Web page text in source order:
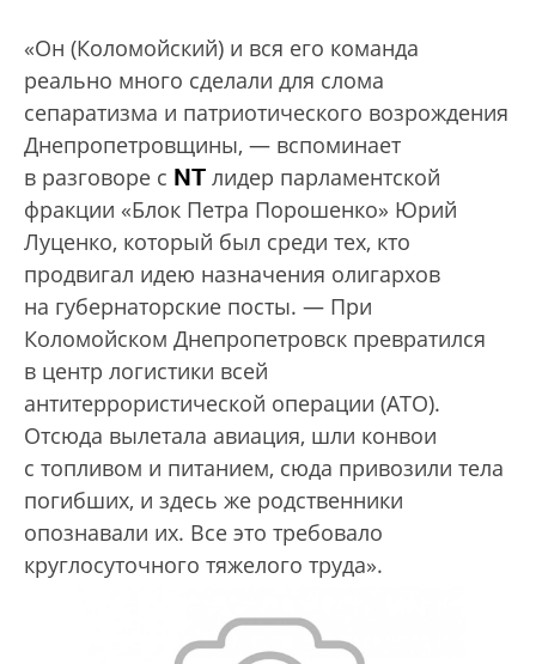
«Он (Коломойский) и вся его команда
реально много сделали для слома
сепаратизма и патриотического возрождения
Днепропетровщины, — вспоминает
в разговоре с NT лидер парламентской
фракции «Блок Петра Порошенко» Юрий
Луценко, который был среди тех, кто
продвигал идею назначения олигархов
на губернаторские посты. — При
Коломойском Днепропетровск превратился
в центр логистики всей
антитеррористической операции (АТО).
Отсюда вылетала авиация, шли конвои
с топливом и питанием, сюда привозили тела
погибших, и здесь же родственники
опознавали их. Все это требовало
круглосуточного тяжелого труда».